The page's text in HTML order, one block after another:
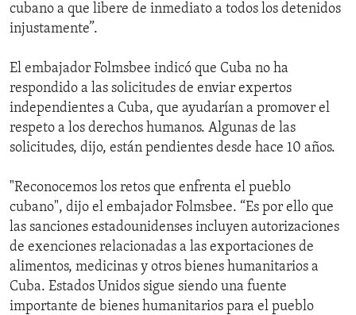
cubano a que libere de inmediato a todos los detenidos
injustamente”.
El embajador Folmsbee indicó que Cuba no ha
respondido a las solicitudes de enviar expertos
independientes a Cuba, que ayudarían a promover el
respeto a los derechos humanos. Algunas de las
solicitudes, dijo, están pendientes desde hace 10 años.
"Reconocemos los retos que enfrenta el pueblo
cubano", dijo el embajador Folmsbee. “Es por ello que
las sanciones estadounidenses incluyen autorizaciones
de exenciones relacionadas a las exportaciones de
alimentos, medicinas y otros bienes humanitarios a
Cuba. Estados Unidos sigue siendo una fuente
importante de bienes humanitarios para el pueblo